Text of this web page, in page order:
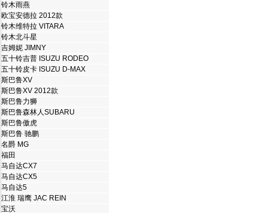
铃木雨燕
欧宝安德拉 2012款
铃木维特拉 VITARA
铃木北斗星
吉姆妮 JIMNY
五十铃吉普 ISUZU RODEO
五十铃皮卡 ISUZU D-MAX
斯巴鲁XV
斯巴鲁XV 2012款
斯巴鲁力狮
斯巴鲁森林人SUBARU
斯巴鲁傲虎
斯巴鲁 驰鹏
名爵 MG
福田
马自达CX7
马自达CX5
马自达5
江淮 瑞鹰 JAC REIN
宝沃